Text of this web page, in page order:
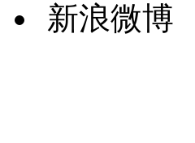
新浪微博